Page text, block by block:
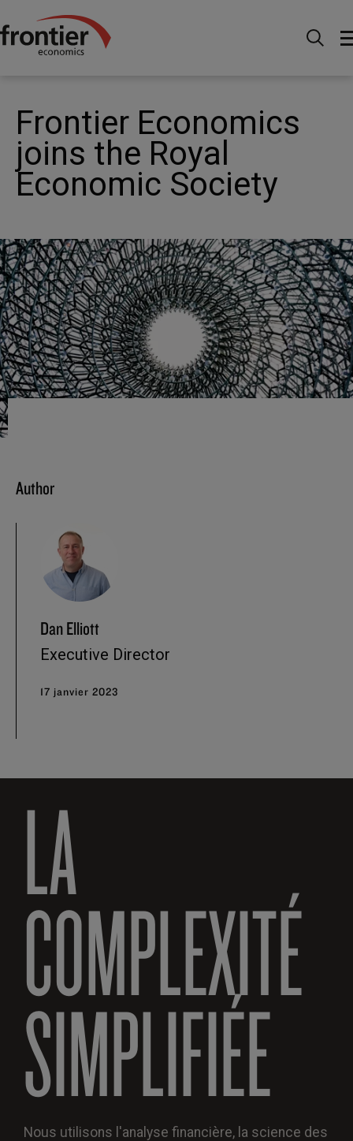
Menu Actualités et perspectives
Frontier Economics joins the Royal Economic Society
Frontier Economics
joins the Royal
Economic Society
Author
Dan Elliott
Executive Director
17 janvier 2023
LA
COMPLEXITÉ
SIMPLIFIÉE
Nous utilisons l'analyse financière, la science des